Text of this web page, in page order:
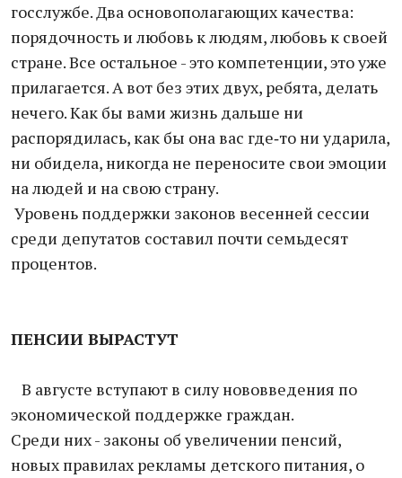
госслужбе. Два основополагающих качества:
порядочность и любовь к людям, любовь к своей
стране. Все остальное - это компетенции, это уже
прилагается. А вот без этих двух, ребята, делать
нечего. Как бы вами жизнь дальше ни
распорядилась, как бы она вас где‑то ни ударила,
ни обидела, никогда не переносите свои эмоции
на людей и на свою страну.
Уровень поддержки законов весенней сессии
среди депутатов составил почти семьдесят
процентов.
ПЕНСИИ ВЫРАСТУТ
В августе вступают в силу нововведения по
экономической поддержке граждан.
Среди них - законы об увеличении пенсий,
новых правилах рекламы детского питания, о